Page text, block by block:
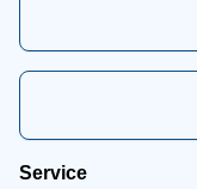
Service